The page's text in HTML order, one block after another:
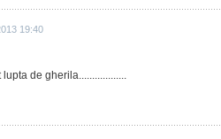
19:40
de gherila..................